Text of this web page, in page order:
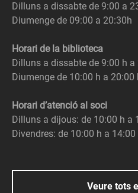
Dilluns a dissabte de 9:00 a
Diumenge de 09:00 a 20:30h
Horari de la biblioteca
Dilluns a dissabte de 9:00 h a
Diumenge de 10:00 h a 20:00
Horari d’atenció al soci
Dilluns a dijous: de 10:00 h a
Divendres: de 10:00 h a 14:00
Veure tots